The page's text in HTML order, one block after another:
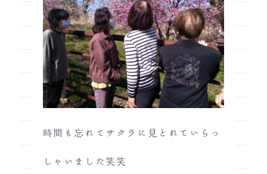
時間も忘れてサクラに見とれていらっ
しゃいました笑笑